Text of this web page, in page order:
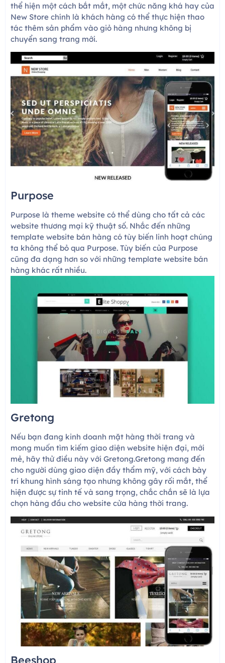
thể hiện một cách bắt mắt, một chức năng khá hay của
New Store chính là khách hàng có thể thực hiện thao
tác thêm sản phẩm vào giỏ hàng nhưng không bị
chuyển sang trang mới.
Purpose
Purpose là theme website có thể dùng cho tất cả các
website thương mại kỹ thuật số. Nhắc đến những
template website bán hàng có tùy biến linh hoạt chúng
ta không thể bỏ qua Purpose. Tùy biến của Purpose
cũng đa dạng hơn so với những template website bán
hàng khác rất nhiều.
Gretong
Nếu bạn đang kinh doanh mặt hàng thời trang và
mong muốn tìm kiếm giao diện website hiện đại, mới
mẻ, hãy thử điều này với Gretong.Gretong mang đến
cho người dùng giao diện đầy thẩm mỹ, với cách bày
trí khung hình sáng tạo nhưng không gây rối mắt, thể
hiện được sự tinh tế và sang trọng, chắc chắn sẽ là lựa
chọn hàng đầu cho website cửa hàng thời trang.
Beeshop